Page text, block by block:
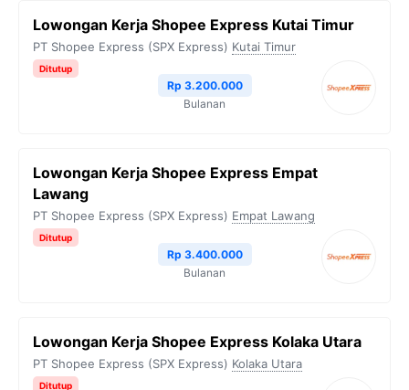
Lowongan Kerja Shopee Express Kutai Timur
PT Shopee Express (SPX Express) Kutai Timur
Ditutup
Rp 3.200.000
Bulanan
Lowongan Kerja Shopee Express Empat
Lawang
PT Shopee Express (SPX Express) Empat Lawang
Ditutup
Rp 3.400.000
Bulanan
Lowongan Kerja Shopee Express Kolaka Utara
PT Shopee Express (SPX Express) Kolaka Utara
Ditutup